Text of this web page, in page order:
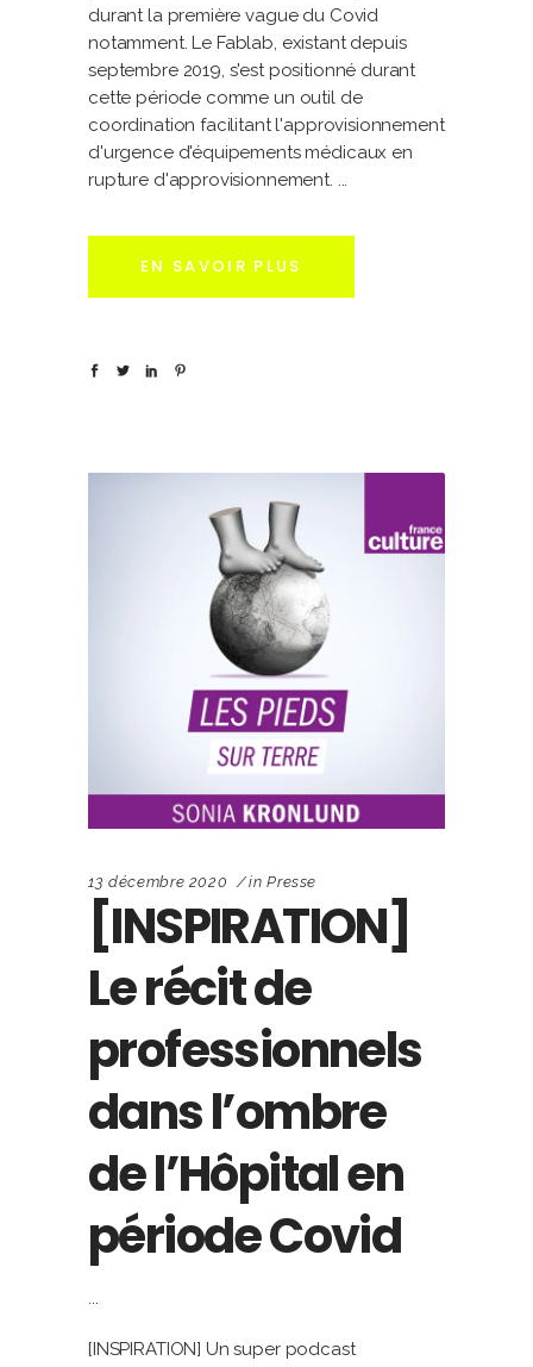
durant la première vague du Covid
notamment. Le Fablab, existant depuis
septembre 2019, s'est positionné durant
cette période comme un outil de
coordination facilitant l'approvisionnement
d'urgence d'équipements médicaux en
rupture d'approvisionnement.
EN SAVOIR PLUS
13 décembre 2020 in Presse
[INSPIRATION]
Le récit de
professionnels
dans l’ombre
de l’Hôpital en
période Covid
[INSPIRATION] Un super podcast